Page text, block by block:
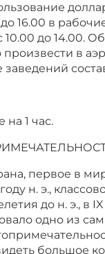
16.00 в
до 14.00.
в
1 час.
первое в
н. э.,
до н. э., в
одно из
большое